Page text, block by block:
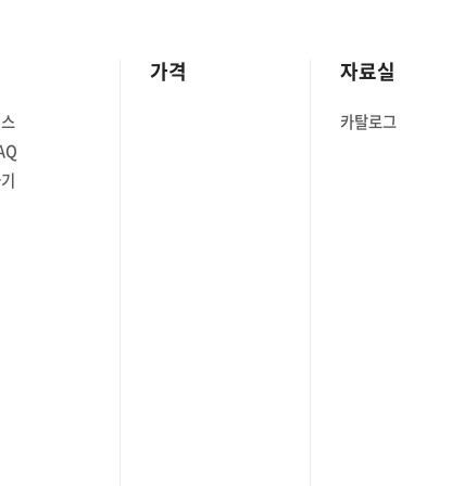
가격 자료실
카탈로그